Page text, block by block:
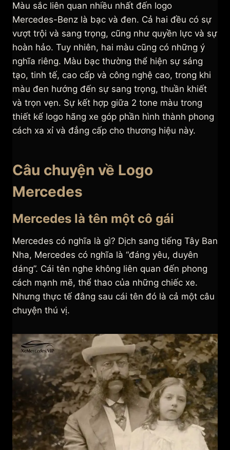
Màu sắc liên quan nhiều nhất đến logo
Mercedes-Benz là bạc và đen. Cả hai đều có sự
vượt trội và sang trọng, cũng như quyền lực và sự
hoàn hảo. Tuy nhiên, hai màu cũng có những ý
nghĩa riêng. Màu bạc thường thể hiện sự sáng
tạo, tinh tế, cao cấp và công nghệ cao, trong khi
màu đen hướng đến sự sang trọng, thuần khiết
và trọn vẹn. Sự kết hợp giữa 2 tone màu trong
thiết kế logo hãng xe góp phần hình thành phong
cách xa xỉ và đẳng cấp cho thương hiệu này.
Câu chuyện về Logo
Mercedes
Mercedes là tên một cô gái
Mercedes có nghĩa là gì? Dịch sang tiếng Tây Ban
Nha, Mercedes có nghĩa là “đáng yêu, duyên
dáng”. Cái tên nghe không liên quan đến phong
cách mạnh mẽ, thể thao của những chiếc xe.
Nhưng thực tế đằng sau cái tên đó là cả một câu
chuyện thú vị.